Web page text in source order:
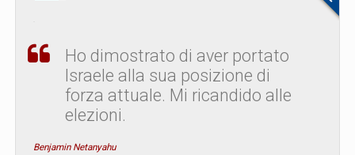
Ho dimostrato di aver portato
Israele alla sua posizione di
forza attuale. Mi ricandido alle
elezioni.
Benjamin Netanyahu